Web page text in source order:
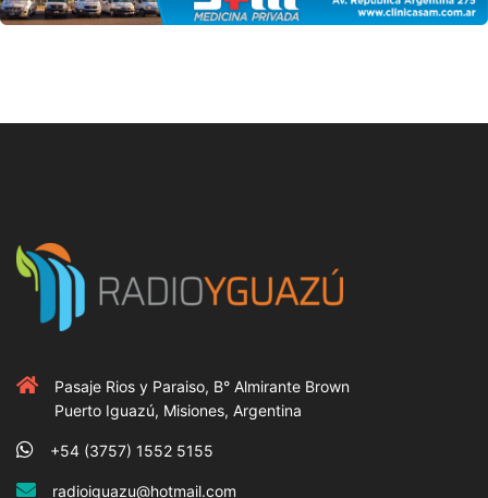
Pasaje Rios y Paraiso, B° Almirante Brown
Puerto Iguazú, Misiones, Argentina
+54 (3757) 1552 5155
radioiguazu@hotmail.com